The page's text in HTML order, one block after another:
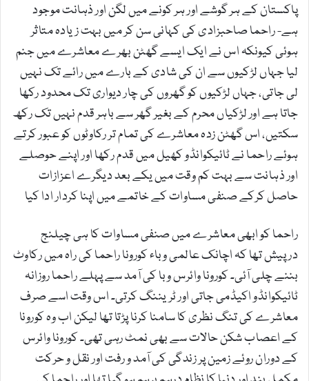
پاکستان کے ہر گوشے اور ہر کونے میں لگن اور ذہانت موجود
ہے- راحما صاحبزادی کی کہانی سن کر میں بہت زیادہ متاثر
ہوئی کیونکہ اس نے ایک ایسے گھٹن بھرے معاشرے میں جنم
لیا جہاں لڑکیوں سے ان کی شادی کے بارے میں رائے تک نہیں
لی جاتی، جہاں لڑکیوں کو گھروں کی چار دیواری تک محدود رکھا
جاتا ہے اور لڑکیاں محرم کے بغیر گھر سے باہر قدم نہیں تک رکھ
سکتیں، اس گھٹن زدہ معاشرے کی تمام تر رکاوٹوں کو عبور کرتے
ہوئے راحما نے ٹائیکوانڈو کھیل میں قدم رکھا اور اپنے حوصلے
اور ذہانت سے بہت کم وقت میں یکے بعد دیگرے اعزازات
حاصل کرکے صنفی مساوات کے خاتمے میں اپنا کردار ادا کیا
راحما کو ابھی معاشرے میں صنفی مساوات کا ہی چیلنج
درپیش تھا کہ اچانک عالمی وباء کورونا راحما کی راہ میں رکاوٹ
بننے چلی آئی۔ کورونا وائرس وبا کی آمد سے پہلے راحما روزانہ
ٹائیکوانڈو اکیڈمی جاتی اور ٹریننگ کرتی۔ اس وقت اسے صرف
معاشرے کی تنگ نظری کا سامنا کرنا پڑتا تھا لیکن اب وہ کورونا
کے اعصاب شکن حالات سے بھی نمٹ رہی تھی۔ کورونا وائرس
کے دوران روئے زمین پر زندگی کی آمد و رفت اور نقل و حرکت